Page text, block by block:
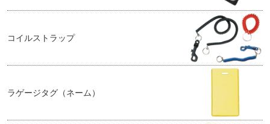
コイルストラップ
ラゲージタグ（ネーム）